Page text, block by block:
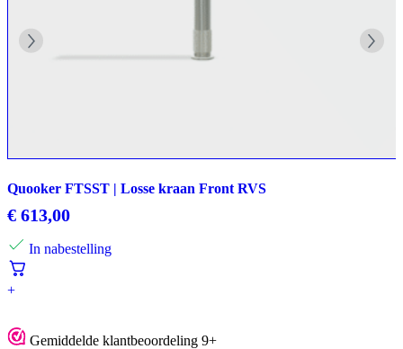
Quooker FTSST | Losse kraan Front RVS
€ 613,00
In nabestelling
+
Gemiddelde klantbeoordeling 9+